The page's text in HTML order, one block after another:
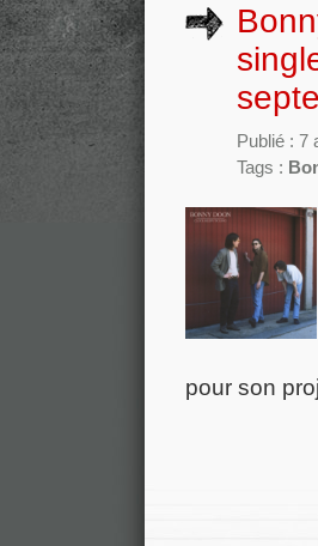
Publié : 7
Tags :
pour son